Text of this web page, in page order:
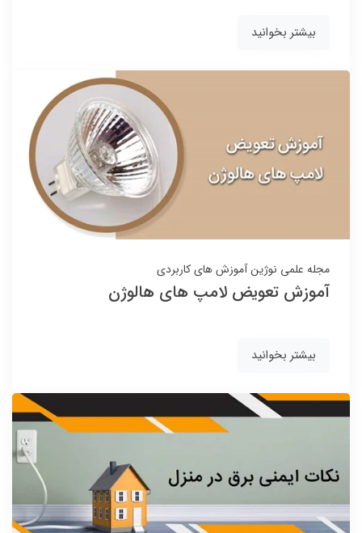
بیشتر بخوانید
مجله علمی نوژینآموزش های کاربردی
آموزش تعویض لامپ های هالوژن
بیشتر بخوانید